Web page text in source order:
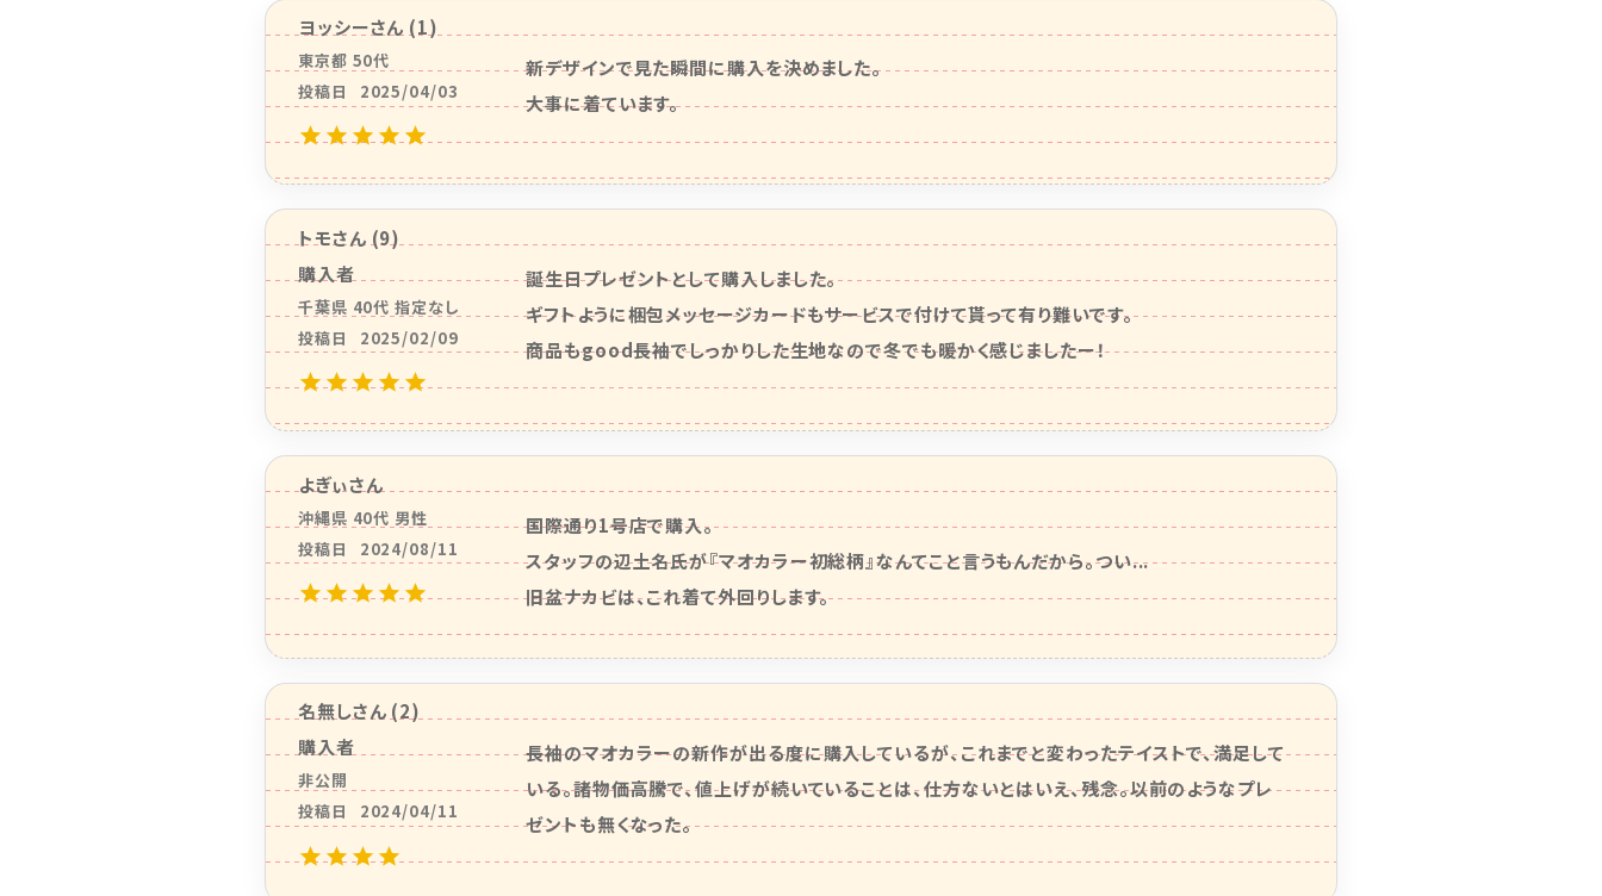
ヨッシー 1
東京都 50代
投稿日
2025/04/03
新デザインで見た瞬間に購入を決めました。
大事に着ています。
トモ
9
購入者
千葉県 40代 指定なし
投稿日
2025/02/09
誕生日プレゼントとして購入しました。
ギフトように梱包メッセージカードもサービスで付けて貰って有り難いです。
商品もgood長袖でしっかりした生地なので冬でも暖かく感じましたー！
よぎぃ
沖縄県 40代 男性
投稿日
2024/08/11
国際通り1号店で購入。
スタッフの辺土名氏が『マオカラー初総柄』なんてこと言うもんだから。つい...
旧盆ナカビは、これ着て外回りします。
名無し
2
購入者
非公開
投稿日
2024/04/11
長袖のマオカラーの新作が出る度に購入しているが、これまでと変わったテイストで、満足して
いる。諸物価高騰で、値上げが続いていることは、仕方ないとはいえ、残念。以前のようなプレ
ゼントも無くなった。